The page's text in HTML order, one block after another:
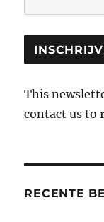
This
contact us to
RECENTE